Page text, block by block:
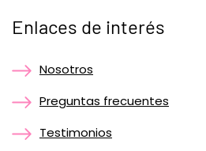
Enlaces de interés
Nosotros
Preguntas frecuentes
Testimonios